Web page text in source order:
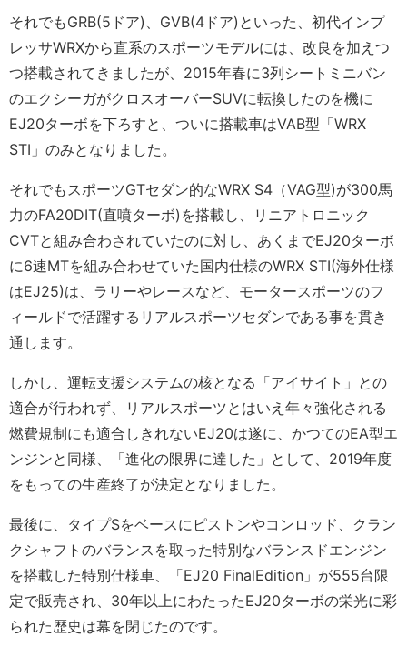
それでもGRB(5ドア)、GVB(4ドア)といった、初代インプ
レッサWRXから直系のスポーツモデルには、改良を加えつ
つ搭載されてきましたが、2015年春に3列シートミニバン
のエクシーガがクロスオーバーSUVに転換したのを機に
EJ20ターボを下ろすと、ついに搭載車はVAB型「WRX
STI」のみとなりました。
それでもスポーツGTセダン的なWRX S4（VAG型)が300馬
力のFA20DIT(直噴ターボ)を搭載し、リニアトロニック
CVTと組み合わされていたのに対し、あくまでEJ20ターボ
に6速MTを組み合わせていた国内仕様のWRX STI(海外仕様
はEJ25)は、ラリーやレースなど、モータースポーツのフ
ィールドで活躍するリアルスポーツセダンである事を貫き
通します。
しかし、運転支援システムの核となる「アイサイト」との
適合が行われず、リアルスポーツとはいえ年々強化される
燃費規制にも適合しきれないEJ20は遂に、かつてのEA型エ
ンジンと同様、「進化の限界に達した」として、2019年度
をもっての生産終了が決定となりました。
最後に、タイプSをベースにピストンやコンロッド、クラン
クシャフトのバランスを取った特別なバランスドエンジン
を搭載した特別仕様車、「EJ20 FinalEdition」が555台限
定で販売され、30年以上にわたったEJ20ターボの栄光に彩
られた歴史は幕を閉じたのです。